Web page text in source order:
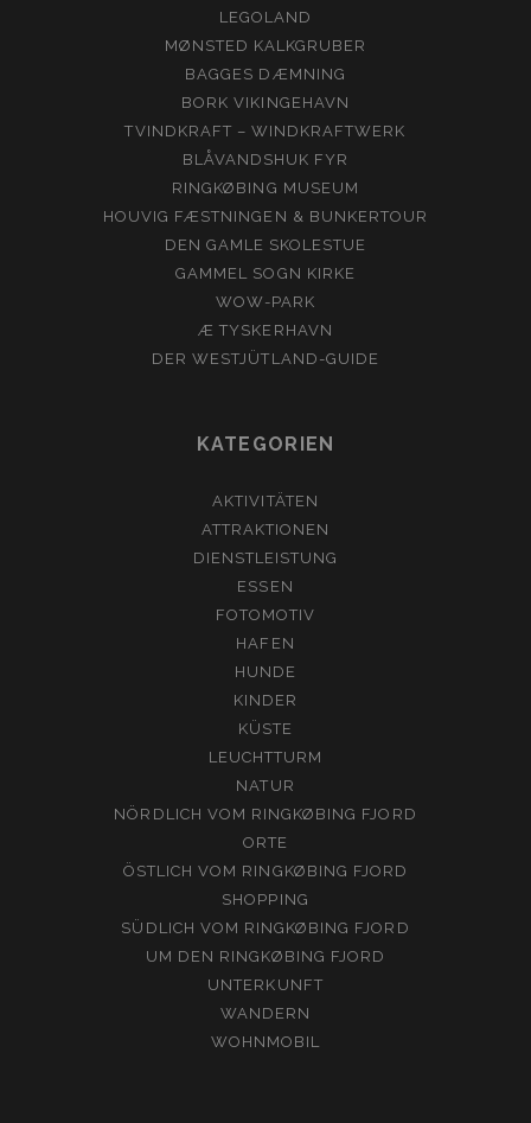
LEGOLAND
MØNSTED KALKGRUBER
BAGGES DÆMNING
BORK VIKINGEHAVN
TVINDKRAFT – WINDKRAFTWERK
BLÅVANDSHUK FYR
RINGKØBING MUSEUM
HOUVIG FÆSTNINGEN & BUNKERTOUR
DEN GAMLE SKOLESTUE
GAMMEL SOGN KIRKE
WOW-PARK
Æ TYSKERHAVN
DER WESTJÜTLAND-GUIDE
KATEGORIEN
AKTIVITÄTEN
ATTRAKTIONEN
DIENSTLEISTUNG
ESSEN
FOTOMOTIV
HAFEN
HUNDE
KINDER
KÜSTE
LEUCHTTURM
NATUR
NÖRDLICH VOM RINGKØBING FJORD
ORTE
ÖSTLICH VOM RINGKØBING FJORD
SHOPPING
SÜDLICH VOM RINGKØBING FJORD
UM DEN RINGKØBING FJORD
UNTERKUNFT
WANDERN
WOHNMOBIL